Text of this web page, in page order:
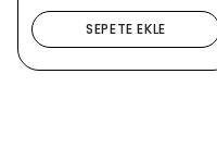
SEPETE EKLE